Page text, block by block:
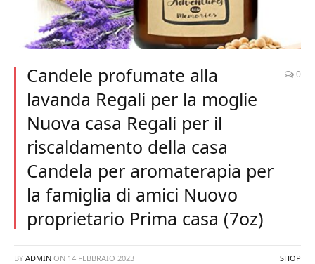
Candele profumate alla
lavanda Regali per la moglie
Nuova casa Regali per il
riscaldamento della casa
Candela per aromaterapia per
la famiglia di amici Nuovo
proprietario Prima casa (7oz)
0
BY ADMIN ON 14 FEBBRAIO 2023 SHOP